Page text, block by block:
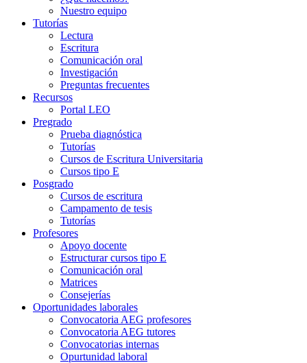
Nuestro equipo
Tutorías
Lectura
Escritura
Comunicación oral
Investigación
Preguntas frecuentes
Recursos
Portal LEO
Pregrado
Prueba diagnóstica
Tutorías
Cursos de Escritura Universitaria
Cursos tipo E
Posgrado
Cursos de escritura
Campamento de tesis
Tutorías
Profesores
Apoyo docente
Estructurar cursos tipo E
Comunicación oral
Matrices
Consejerías
Oportunidades laborales
Convocatoria AEG profesores
Convocatoria AEG tutores
Convocatorias internas
Opurtunidad laboral